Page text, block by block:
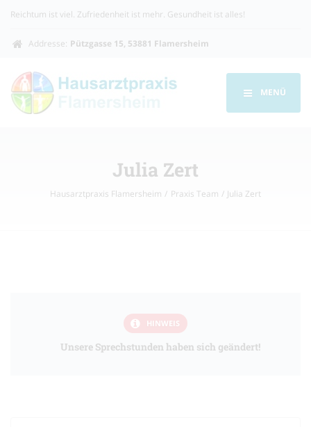
Reichtum ist viel. Zufriedenheit ist mehr. Gesundheit ist alles!
Addresse: Pützgasse 15, 53881 Flamersheim
MENÜ
Julia Zert
Hausarztpraxis Flamersheim Praxis Team Julia Zert
HINWEIS
Unsere Sprechstunden haben sich geändert!